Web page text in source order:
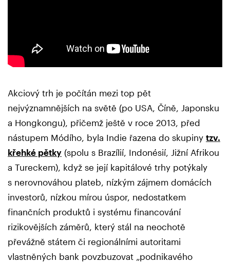
Akciový trh je počítán mezi top pět
nejvýznamnějších na světě (po USA, Číně, Japonsku
a Hongkongu), přičemž ještě v roce 2013, před
nástupem Módího, byla Indie řazena do skupiny tzv.
křehké pětky (spolu s Brazílií, Indonésií, Jižní Afrikou
a Tureckem), když se její kapitálové trhy potýkaly
s nerovnováhou plateb, nízkým zájmem domácích
investorů, nízkou mírou úspor, nedostatkem
finančních produktů i systému financování
rizikovějších záměrů, který stál na neochotě
převážně státem či regionálními autoritami
vlastněných bank povzbuzovat „podnikavého